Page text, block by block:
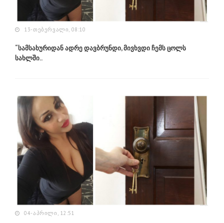
13-ᲗᲔᲑᲔᲠᲕᲐᲚᲘ, 08:10
“სამსახურიდან ადრე დავბრუნდი, მივხვდი ჩემს ცოლს
სახლში..
04-ᲐᲞᲠᲘᲚᲘ, 12:51